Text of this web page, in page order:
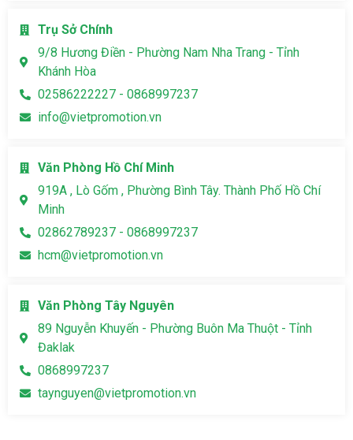
Trụ Sở Chính
9/8 Hương Điền - Phường Nam Nha Trang - Tỉnh
Khánh Hòa
02586222227 - 0868997237
info@vietpromotion.vn
Văn Phòng Hồ Chí Minh
919A , Lò Gốm , Phường Bình Tây. Thành Phố Hồ Chí
Minh
02862789237 - 0868997237
hcm@vietpromotion.vn
Văn Phòng Tây Nguyên
89 Nguyễn Khuyến - Phường Buôn Ma Thuột - Tỉnh
Đaklak
0868997237
taynguyen@vietpromotion.vn